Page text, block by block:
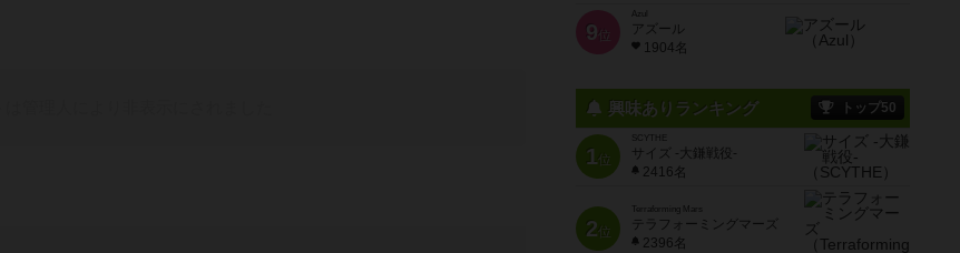
9 位
Azul
アズール
1904名
興味ありランキング トップ50
1位
SCYTHE
サイズ -大鎌戦役-
2416名
2位
Terraforming Mars
テラフォーミングマーズ
2396名